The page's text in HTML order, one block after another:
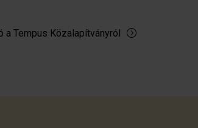
a Tempus Közalapítványról